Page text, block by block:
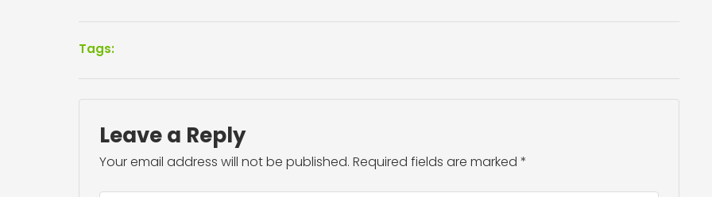
Tags:
Leave a Reply
Your email address will not be published. Required fields are marked *